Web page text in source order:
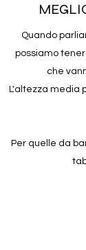
Quando
possiamo
che
L'altezza media
Per quelle da